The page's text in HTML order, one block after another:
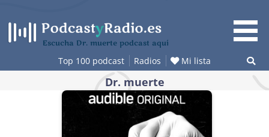
contenido
Escucha Dr. muerte podcast aquí
Top 100 podcast Radios Mi lista
Dr. muerte